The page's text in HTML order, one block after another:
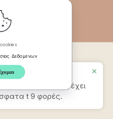
Δεδομένων
Ημικρανίας – Σιελέχει
t 9 φορές.
✕